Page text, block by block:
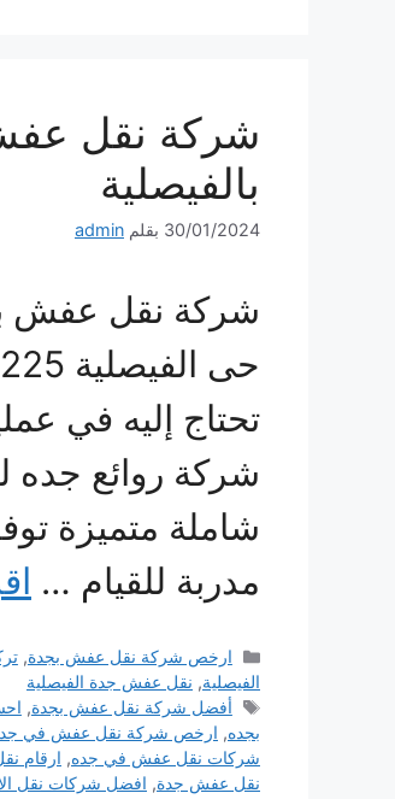
شركة نقل
بالفيصلية
30/01/2024 بقلم admin
شركة نقل عفش
تحتاج إليه في
شركة روائع
شاملة متميزة
مدربة للقيام …
التصنيفات
ارخص شركة نقل عفش بجدة,
الفيصلية, نقل عفش جدة الفيصلية
الوسوم
أفضل شركة نقل عفش بجدة,
بجده, ارخص شركة نقل عفش في
شركات نقل عفش في جده, ارقام
نقل عفش جدة, افضل شركات نقل